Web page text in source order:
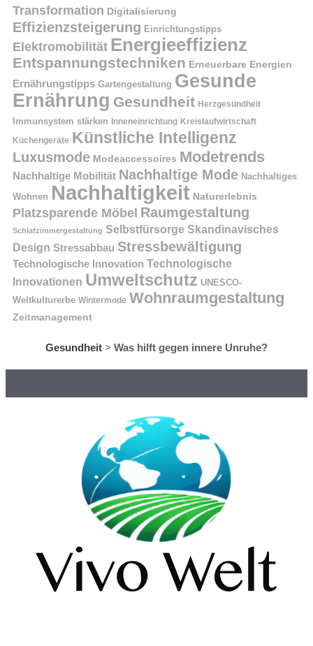
Transformation Digitalisierung
Effizienzsteigerung Einrichtungstipps
Elektromobilität Energieeffizienz
Entspannungstechniken Erneuerbare Energien
Ernährungstipps Gartengestaltung Gesunde
Ernährung Gesundheit Herzgesundheit
Immunsystem stärken Inneneinrichtung Kreislaufwirtschaft
Küchengeräte Künstliche Intelligenz
Luxusmode Modeaccessoires Modetrends
Nachhaltige Mobilität Nachhaltige Mode Nachhaltiges
Wohnen Nachhaltigkeit Naturerlebnis
Platzsparende Möbel Raumgestaltung
Schlafzimmergestaltung Selbstfürsorge Skandinavisches
Design Stressabbau Stressbewältigung
Technologische Innovation Technologische
Innovationen Umweltschutz UNESCO-
Weltkulturerbe Wintermode Wohnraumgestaltung
Zeitmanagement
Gesundheit > Was hilft gegen innere Unruhe?